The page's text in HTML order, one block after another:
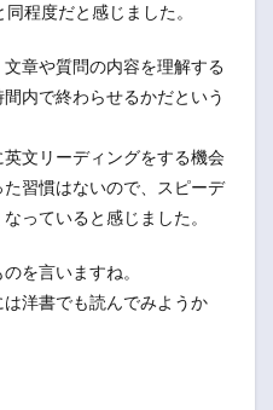
程度だと感じました。
章や質問の内容を理解する
内で終わらせるかだという
文リーディングをする機会
習慣はないので、スピーデ
っていると感じました。
を言いますね。
洋書でも読んでみようか